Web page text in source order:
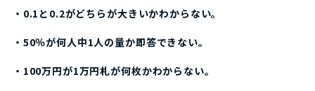
・0.1と0.2がどちらが大きいかわからない。
・50％が何人中1人の量か即答できない。
・100万円が1万円札が何枚かわからない。